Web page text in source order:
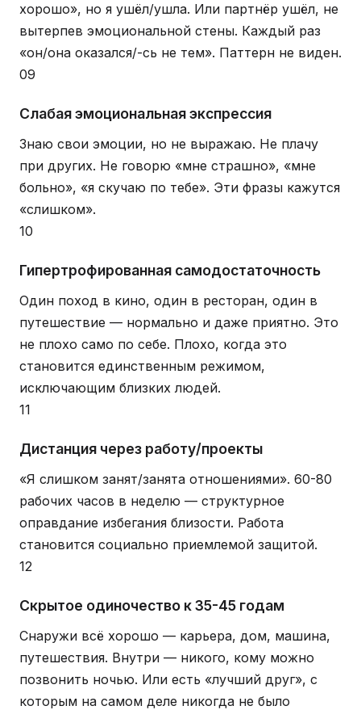
хорошо», но я ушёл/ушла. Или партнёр ушёл, не
вытерпев эмоциональной стены. Каждый раз
«он/она оказался/-сь не тем». Паттерн не виден.
09
Слабая эмоциональная экспрессия
Знаю свои эмоции, но не выражаю. Не плачу
при других. Не говорю «мне страшно», «мне
больно», «я скучаю по тебе». Эти фразы кажутся
«слишком».
10
Гипертрофированная самодостаточность
Один поход в кино, один в ресторан, один в
путешествие — нормально и даже приятно. Это
не плохо само по себе. Плохо, когда это
становится единственным режимом,
исключающим близких людей.
11
Дистанция через работу/проекты
«Я слишком занят/занята отношениями». 60-80
рабочих часов в неделю — структурное
оправдание избегания близости. Работа
становится социально приемлемой защитой.
12
Скрытое одиночество к 35-45 годам
Снаружи всё хорошо — карьера, дом, машина,
путешествия. Внутри — никого, кому можно
позвонить ночью. Или есть «лучший друг», с
которым на самом деле никогда не было